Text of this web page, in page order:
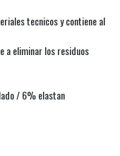
tecnicos y contiene al
a eliminar los residuos
/ 6% elastan